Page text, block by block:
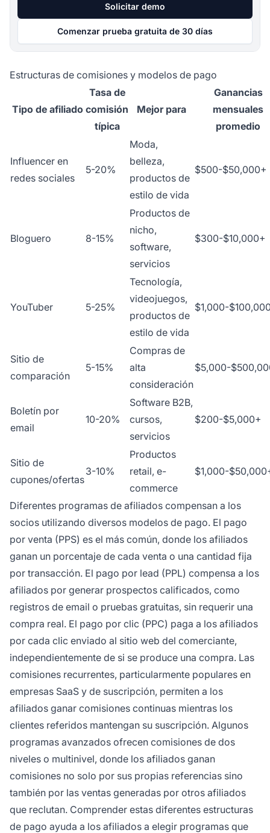
Solicitar demo
Comenzar prueba gratuita de 30 días
Estructuras de comisiones y modelos de pago
Tipo de afiliado
Tasa de
comisión
típica
Mejor para
Ganancias
mensuales
promedio
Influencer en
redes sociales
5-20%
Moda,
belleza,
productos de
estilo de vida
$500-$50,000+
Bloguero 8-15%
Productos de
nicho,
software,
servicios
$300-$10,000+
YouTuber 5-25%
Tecnología,
videojuegos,
productos de
estilo de vida
$1,000-
Sitio de
comparación
5-15%
Compras de
alta
consideración
$5,000-
Boletín por
email
10-20%
Software B2B,
cursos,
servicios
$200-$5,000+
Sitio de
cupones/ofertas
3-10%
Productos
retail, e-
commerce
$1,000-
Diferentes programas de afiliados compensan a los
socios utilizando diversos modelos de pago. El pago
por venta (PPS) es el más común, donde los afiliados
ganan un porcentaje de cada venta o una cantidad fija
por transacción. El pago por lead (PPL) compensa a los
afiliados por generar prospectos calificados, como
registros de email o pruebas gratuitas, sin requerir una
compra real. El pago por clic (PPC) paga a los afiliados
por cada clic enviado al sitio web del comerciante,
independientemente de si se produce una compra. Las
comisiones recurrentes, particularmente populares en
empresas SaaS y de suscripción, permiten a los
afiliados ganar comisiones continuas mientras los
clientes referidos mantengan su suscripción. Algunos
programas avanzados ofrecen comisiones de dos
niveles o multinivel, donde los afiliados ganan
comisiones no solo por sus propias referencias sino
también por las ventas generadas por otros afiliados
que reclutan. Comprender estas diferentes estructuras
de pago ayuda a los afiliados a elegir programas que